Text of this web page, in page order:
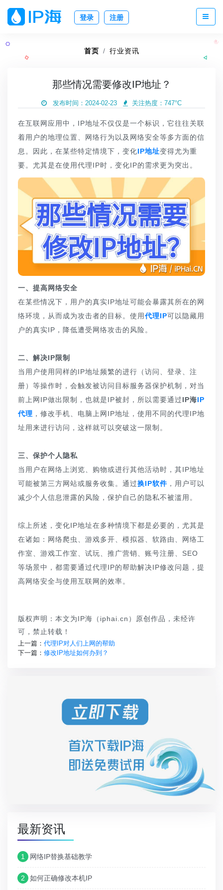
登录 注册
首页 行业资讯
那些情况需要修改IP地址？
发布时间：2024-02-23 关注热度： 747°C
在互联网应用中，IP地址不仅仅是一个标识，它往往关联
着用户的地理位置、网络行为以及网络安全等多方面的信
息。因此，在某些特定情境下，变化IP地址变得尤为重
要。尤其是在使用代理IP时，变化IP的需求更为突出。
一、提高网络安全
在某些情况下，用户的真实IP地址可能会暴露其所在的网
络环境，从而成为攻击者的目标。使用代理IP可以隐藏用
户的真实IP，降低遭受网络攻击的风险。
二、解决IP限制
当用户使用同样的IP地址频繁的进行（访问、登录、注
册）等操作时，会触发被访问目标服务器保护机制，对当
前上网IP做出限制，也就是IP被封，所以需要通过IP海IP
代理 ，修改手机、电脑上网IP地址，使用不同的代理IP地
址用来进行访问，这样就可以突破这一限制。
三、保护个人隐私
当用户在网络上浏览、购物或进行其他活动时，其IP地址
可能被第三方网站或服务收集。通过换IP软件 ，用户可以
减少个人信息泄露的风险，保护自己的隐私不被滥用。
综上所述，变化IP地址在多种情境下都是必要的，尤其是
在诸如：网络爬虫、游戏多开、模拟器、软路由、网络工
作室、游戏工作室、试玩、推广营销、账号注册、SEO
等场景中，都需要通过代理IP的帮助解决IP修改问题，提
高网络安全与使用互联网的效率。
版权声明：本文为IP海（iphai.cn）原创作品，未经许
可，禁止转载！
上一篇： 代理IP对人们上网的帮助
下一篇： 修改IP地址如何办到？
最新资讯
1 网络IP替换基础教学
2 如何正确修改本机IP